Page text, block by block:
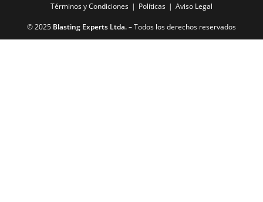
Términos y Condiciones Políticas Aviso Legal
© 2025 Blasting Experts Ltda.– Todos los derechos reservados